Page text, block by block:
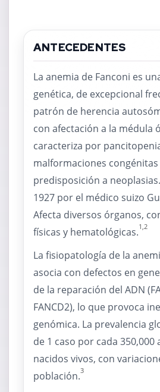
ANTECEDENTES
La anemia de Fanconi es
genética, de excepcional
patrón de herencia
con afectación a la médula
caracteriza por
malformaciones congénitas
predisposición a
1927 por el médico suizo
Afecta diversos órganos,
físicas y hematológicas.1,2
La fisiopatología de la
asocia con defectos en
de la reparación del ADN
FANCD2), lo que provoca
genómica. La prevalencia
de 1 caso por cada 350,000
nacidos vivos, con
población.3